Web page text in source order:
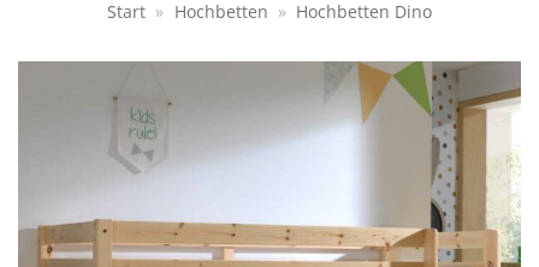
Start » Hochbetten » Hochbetten Dino